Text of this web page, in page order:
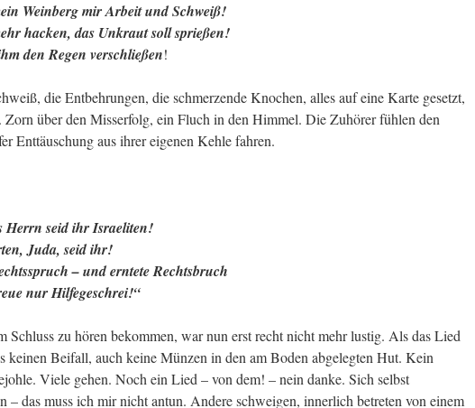
Weinberg mir Arbeit und Schweiß!
hacken, das Unkraut soll sprießen!
den Regen verschließen!
die Entbehrungen, die schmerzende Knochen, alles auf eine Karte gesetzt,
Zorn über den Misserfolg, ein Fluch in den Himmel. Die Zuhörer fühlen den
Enttäuschung aus ihrer eigenen Kehle fahren.
Herrn seid ihr Israeliten!
Juda, seid ihr!
– und erntete Rechtsbruch
nur Hilfegeschrei!“
Schluss zu hören bekommen, war nun erst recht nicht mehr lustig. Als das Lied
keinen Beifall, auch keine Münzen in den am Boden abgelegten Hut. Kein
Viele gehen. Noch ein Lied – von dem! – nein danke. Sich selbst
– das muss ich mir nicht antun. Andere schweigen, innerlich betreten von einem